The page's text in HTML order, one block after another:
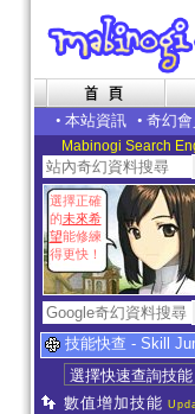
• 本站資訊 • 奇幻會
Mabinogi Search
選擇正確
的未來希
望能修練
得更快！
技能快查 - Skill
數值增加技能